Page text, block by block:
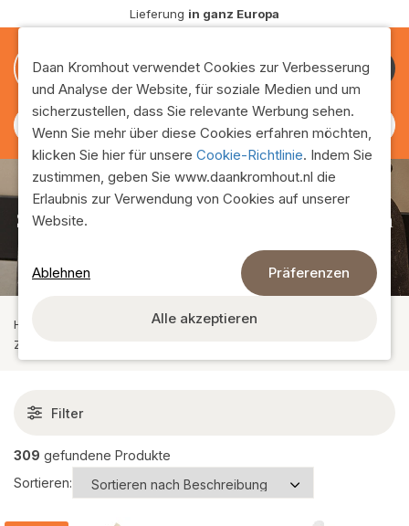
Lieferung in ganz Europa
Kunde
werden
Seidenblumen und Kunstpflanzen
Home Seidenblumen und Kunstpflanzen
Zeige alles
Filter
309 gefundene Produkte
Sortieren:
Daan Kromhout verwendet Cookies zur Verbesserung
und Analyse der Website, für soziale Medien und um
sicherzustellen, dass Sie relevante Werbung sehen.
Wenn Sie mehr über diese Cookies erfahren möchten,
klicken Sie hier für unsere Cookie-Richtlinie. Indem Sie
zustimmen, geben Sie www.daankromhout.nl die
Erlaubnis zur Verwendung von Cookies auf unserer
Website.
Ablehnen Präferenzen
Alle akzeptieren